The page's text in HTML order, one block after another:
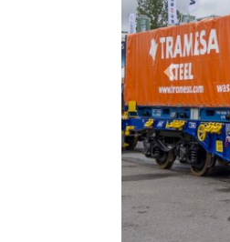
Previous